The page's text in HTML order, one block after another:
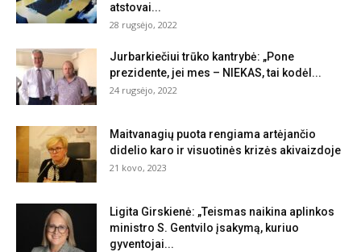
atstovai...
28 rugsėjo, 2022
Jurbarkiečiui trūko kantrybė: „Pone
prezidente, jei mes – NIEKAS, tai kodėl...
24 rugsėjo, 2022
Maitvanagių puota rengiama artėjančio
didelio karo ir visuotinės krizės akivaizdoje
21 kovo, 2023
Ligita Girskienė: „Teismas naikina aplinkos
ministro S. Gentvilo įsakymą, kuriuo
gyventojai...